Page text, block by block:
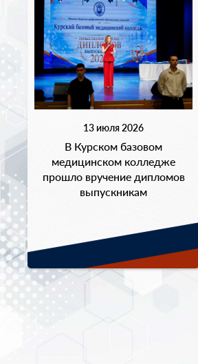
13 июля 2026
В Курском базовом
медицинском колледже
прошло вручение дипломов
выпускникам